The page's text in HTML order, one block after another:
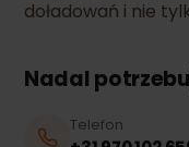
doładowań i nie
Nadal
Telefon